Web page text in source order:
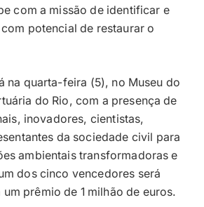
com a missão de identificar e
potencial de restaurar o
na quarta-feira (5), no Museu do
do Rio, com a presença de
inovadores, cientistas,
da sociedade civil para
ambientais transformadoras e
dos cinco vencedores será
prêmio de 1 milhão de euros.